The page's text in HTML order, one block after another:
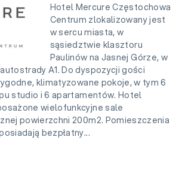
Hotel Mercure Częstochowa
Centrum zlokalizowany jest
w sercu miasta, w
sąsiedztwie klasztoru
Paulinów na Jasnej Górze, w
A1. Do dyspozycji gości
klimatyzowane pokoje, w tym 6
studio i 6 apartamentów. Hotel
wielofunkcyjne sale
powierzchni 200m2. Pomieszczenia
bezpłatny...